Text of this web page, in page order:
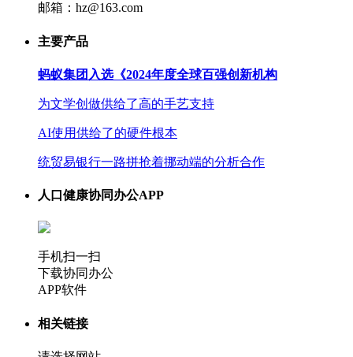
邮箱：hz@163.com
主要产品
蚂蚁集团入选《2024年度全球百强创新机构
为文学创做供给了高的手艺支持
AI使用供给了的硬件根本
统贸易银行一路拼抢着挪动端的分析合作
人口健康协同办公APP
手机扫一扫
下载协同办公
APP软件
相关链接